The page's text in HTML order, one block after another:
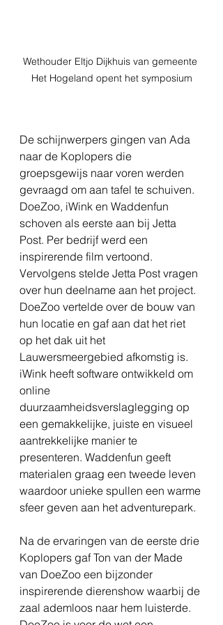
Wethouder Eltjo Dijkhuis van gemeente
Het Hogeland opent het symposium
De schijnwerpers gingen van Ada
naar de Koplopers die
groepsgewijs naar voren werden
gevraagd om aan tafel te schuiven.
DoeZoo, iWink en Waddenfun
schoven als eerste aan bij Jetta
Post. Per bedrijf werd een
inspirerende film vertoond.
Vervolgens stelde Jetta Post vragen
over hun deelname aan het project.
DoeZoo vertelde over de bouw van
hun locatie en gaf aan dat het riet
op het dak uit het
Lauwersmeergebied afkomstig is.
iWink heeft software ontwikkeld om
online
duurzaamheidsverslaglegging op
een gemakkelijke, juiste en visueel
aantrekkelijke manier te
presenteren. Waddenfun geeft
materialen graag een tweede leven
waardoor unieke spullen een warme
sfeer geven aan het adventurepark.
Na de ervaringen van de eerste drie
Koplopers gaf Ton van der Made
van DoeZoo een bijzonder
inspirerende dierenshow waarbij de
zaal ademloos naar hem luisterde.